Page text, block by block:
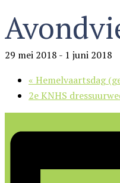
29 mei 2018 - 1 juni 2018
« Hemelvaartsdag
2e KNHS